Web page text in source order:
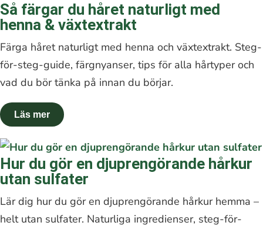
Så färgar du håret naturligt med
henna & växtextrakt
Färga håret naturligt med henna och växtextrakt. Steg-
för-steg-guide, färgnyanser, tips för alla hårtyper och
vad du bör tänka på innan du börjar.
Hur du gör en djuprengörande hårkur
utan sulfater
Lär dig hur du gör en djuprengörande hårkur hemma –
helt utan sulfater. Naturliga ingredienser, steg-för-